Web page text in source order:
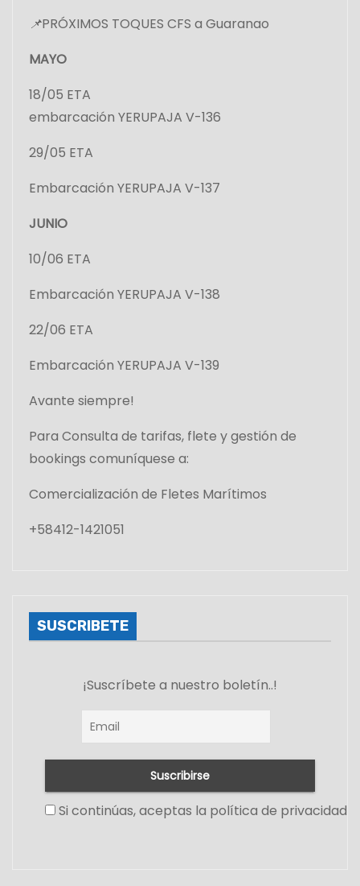
📌PRÓXIMOS TOQUES CFS a Guaranao
MAYO
18/05 ETA
embarcación YERUPAJA V-136
29/05 ETA
Embarcación YERUPAJA V-137
JUNIO
10/06 ETA
Embarcación YERUPAJA V-138
22/06 ETA
Embarcación YERUPAJA V-139
Avante siempre!
Para Consulta de tarifas, flete y gestión de
bookings comuníquese a:
Comercialización de Fletes Marítimos
+58412-1421051
SUSCRIBETE
¡Suscríbete a nuestro boletín..!
Si continúas, aceptas la política de privacidad